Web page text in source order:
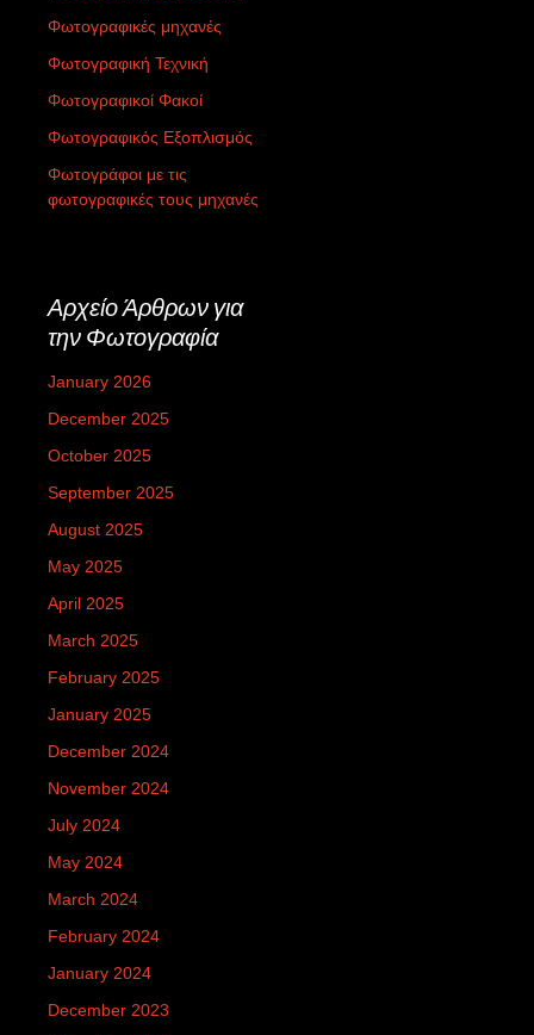
Φωτογραφικές μηχανές
Φωτογραφική Τεχνική
Φωτογραφικοί Φακοί
Φωτογραφικός Εξοπλισμός
Φωτογράφοι με τις
φωτογραφικές τους μηχανές
Αρχείο Άρθρων για
την Φωτογραφία
January 2026
December 2025
October 2025
September 2025
August 2025
May 2025
April 2025
March 2025
February 2025
January 2025
December 2024
November 2024
July 2024
May 2024
March 2024
February 2024
January 2024
December 2023